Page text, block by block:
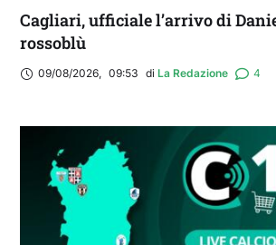
Cagliari, ufficiale l’arrivo di
rossoblù
09/08/2026, 09:53 di La Redazione 4